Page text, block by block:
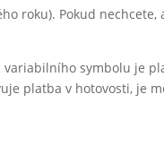
roku). Pokud nechcete,
variabilního symbolu je
platba v hotovosti, je